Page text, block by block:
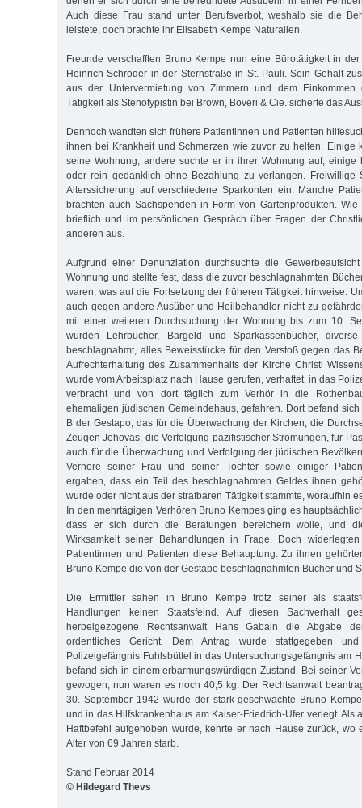
Auch diese Frau stand unter Berufsverbot, weshalb sie die
leistete, doch brachte ihr Elisabeth Kempe Naturalien.
Freunde verschafften Bruno Kempe nun eine Bürotätigkeit in
Heinrich Schröder in der Sternstraße in St. Pauli. Sein Gehalt
aus der Untervermietung von Zimmern und dem
Tätigkeit als Stenotypistin bei Brown, Boveri & Cie. sicherte das
Dennoch wandten sich frühere Patientinnen und Patienten
ihnen bei Krankheit und Schmerzen wie zuvor zu helfen. Einige
seine Wohnung, andere suchte er in ihrer Wohnung auf, einige
oder rein gedanklich ohne Bezahlung zu verlangen. Freiwillige
Alterssicherung auf verschiedene Sparkonten ein. Manche
brachten auch Sachspenden in Form von Gartenprodukten.
brieflich und im persönlichen Gespräch über Fragen der
anderen aus.
Aufgrund einer Denunziation durchsuchte die
Wohnung und stellte fest, dass die zuvor beschlagnahmten
waren, was auf die Fortsetzung der früheren Tätigkeit hinweise.
auch gegen andere Ausüber und Heilbehandler nicht zu
mit einer weiteren Durchsuchung der Wohnung bis zum 10.
wurden Lehrbücher, Bargeld und Sparkassenbücher,
beschlagnahmt, alles Beweisstücke für den Verstoß gegen das
Aufrechterhaltung des Zusammenhalts der Kirche Christi
wurde vom Arbeitsplatz nach Hause gerufen, verhaftet, in das
verbracht und von dort täglich zum Verhör in die
ehemaligen jüdischen Gemeindehaus, gefahren. Dort befand
B der Gestapo, das für die Überwachung der Kirchen, die
Zeugen Jehovas, die Verfolgung pazifistischer Strömungen, für
auch für die Überwachung und Verfolgung der jüdischen
Verhöre seiner Frau und seiner Tochter sowie einiger
ergaben, dass ein Teil des beschlagnahmten Geldes ihnen
wurde oder nicht aus der strafbaren Tätigkeit stammte, woraufhin
In den mehrtägigen Verhören Bruno Kempes ging es
dass er sich durch die Beratungen bereichern wolle, und
Wirksamkeit seiner Behandlungen in Frage. Doch
Patientinnen und Patienten diese Behauptung. Zu ihnen
Bruno Kempe die von der Gestapo beschlagnahmten Bücher und
Die Ermittler sahen in Bruno Kempe trotz seiner als
Handlungen keinen Staatsfeind. Auf diesen Sachverhalt
herbeigezogene Rechtsanwalt Hans Gabain die Abgabe
ordentliches Gericht. Dem Antrag wurde stattgegeben
Polizeigefängnis Fuhlsbüttel in das Untersuchungsgefängnis am
befand sich in einem erbarmungswürdigen Zustand. Bei seiner
gewogen, nun waren es noch 40,5 kg. Der Rechtsanwalt
30. September 1942 wurde der stark geschwächte Bruno
und in das Hilfskrankenhaus am Kaiser-Friedrich-Ufer verlegt. Als
Haftbefehl aufgehoben wurde, kehrte er nach Hause zurück, wo
Alter von 69 Jahren starb.
Stand Februar 2014
© Hildegard Thevs